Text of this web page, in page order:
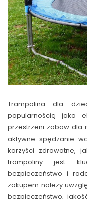
Trampolina dla
popularnością jako
przestrzeni zabaw dla
aktywne spędzanie
korzyści zdrowotne,
trampoliny jest
bezpieczeństwo i
zakupem należy
bezpieczeństwo,